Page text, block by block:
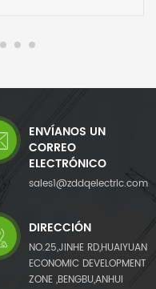
principalmente para mejorar
ENVÍANOS UN
CORREO
ELECTRÓNICO
sales1@zddqelectric.com
DIRECCIÓN
NO.25,JINHE RD,HUAIYUAN
ECONOMIC DEVELOPMENT
ZONE ,BENGBU,ANHUI